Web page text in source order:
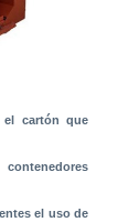
el cartón que
el uso de